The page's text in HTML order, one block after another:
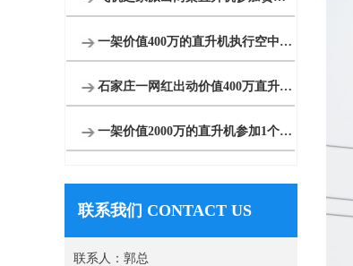
一架价值400万的直升机执行空中看房
石家庄一网红出动价值400万直升机助力直播卖货
一架价值2000万的直升机参加1个月空中看房
联系我们 CONTACT US
联系人：郭总